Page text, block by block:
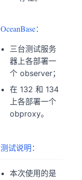
OceanBase：
三台测试服务
器上各部署一
个 observer；
在 132 和 134
上各部署一个
obproxy。
测试说明：
本次使用的是